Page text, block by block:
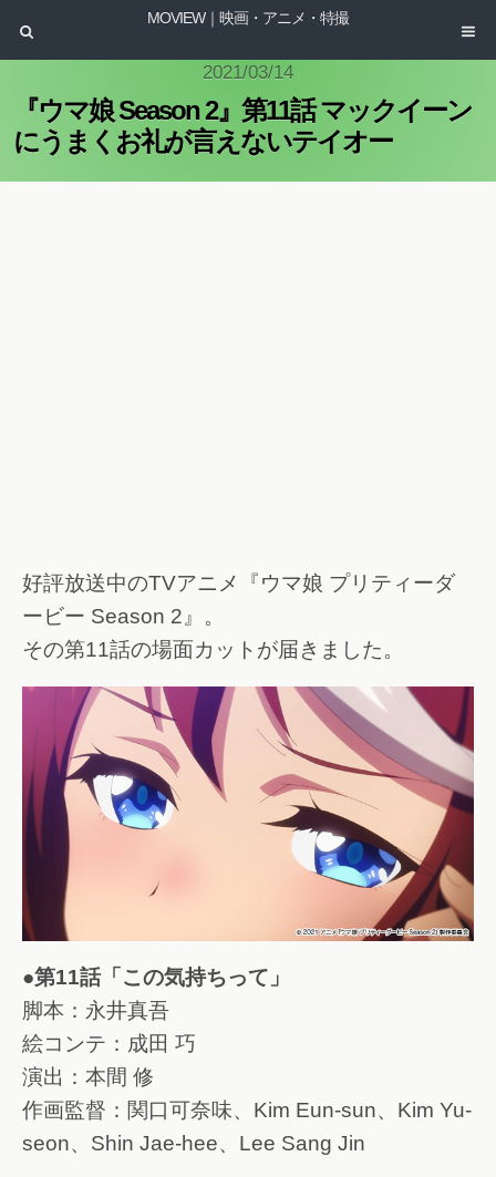
MOVIEW｜映画・アニメ・特撮
2021/03/14
『ウマ娘 Season 2』第11話 マックイーン
にうまくお礼が言えないテイオー
好評放送中のTVアニメ『ウマ娘 プリティーダ
ービー Season 2』。
その第11話の場面カットが届きました。
●第11話「この気持ちって」
脚本：永井真吾
絵コンテ：成田 巧
演出：本間 修
作画監督：関口可奈味、Kim Eun-sun、Kim Yu-
seon、Shin Jae-hee、Lee Sang Jin